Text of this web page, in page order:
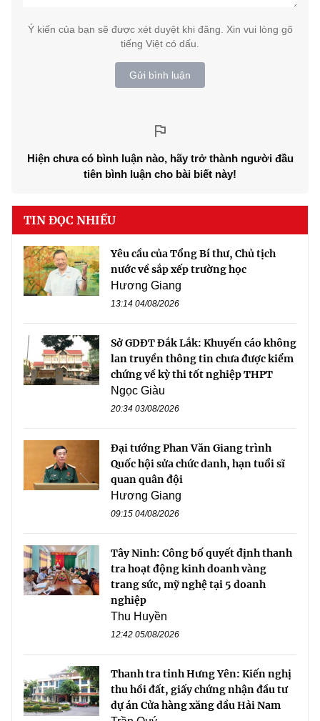
Ý kiến của bạn sẽ được xét duyệt khi đăng. Xin vui lòng gõ
tiếng Việt có dấu.
Gửi bình luận
Hiện chưa có bình luận nào, hãy trở thành người đầu
tiên bình luận cho bài biết này!
TIN ĐỌC NHIỀU
Yêu cầu của Tổng Bí thư, Chủ tịch
nước về sắp xếp trường học
Hương Giang
13:14 04/08/2026
Sở GDĐT Đắk Lắk: Khuyến cáo không
lan truyền thông tin chưa được kiểm
chứng về kỳ thi tốt nghiệp THPT
Ngọc Giàu
20:34 03/08/2026
Đại tướng Phan Văn Giang trình
Quốc hội sửa chức danh, hạn tuổi sĩ
quan quân đội
Hương Giang
09:15 04/08/2026
Tây Ninh: Công bố quyết định thanh
tra hoạt động kinh doanh vàng
trang sức, mỹ nghệ tại 5 doanh
nghiệp
Thu Huyền
12:42 05/08/2026
Thanh tra tỉnh Hưng Yên: Kiến nghị
thu hồi đất, giấy chứng nhận đầu tư
dự án Cửa hàng xăng dầu Hải Nam